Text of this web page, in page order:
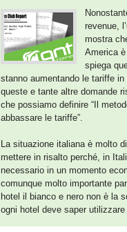
revenue,
mostra
America
spiega
stanno aumentando le tariffe
queste e tante altre domande
che possiamo definire “Il
abbassare le tariffe”.
La situazione italiana è molto
mettere in risalto perché, in
necessario in un momento
comunque molto importante
hotel il bianco e nero non è la
ogni hotel deve saper